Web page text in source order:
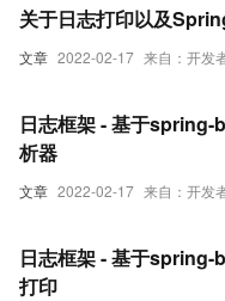
文章 2022-02-17 来自：开发
关于日志打印以及
文章 2022-02-17 来自：开发
日志框架 - 基于spring-
析器
日志框架 - 基于spring-
打印